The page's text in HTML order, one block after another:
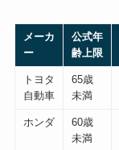
メーカ
ー
公式年
齢上限
トヨタ
自動車
65歳
未満
ホンダ
60歳
未満